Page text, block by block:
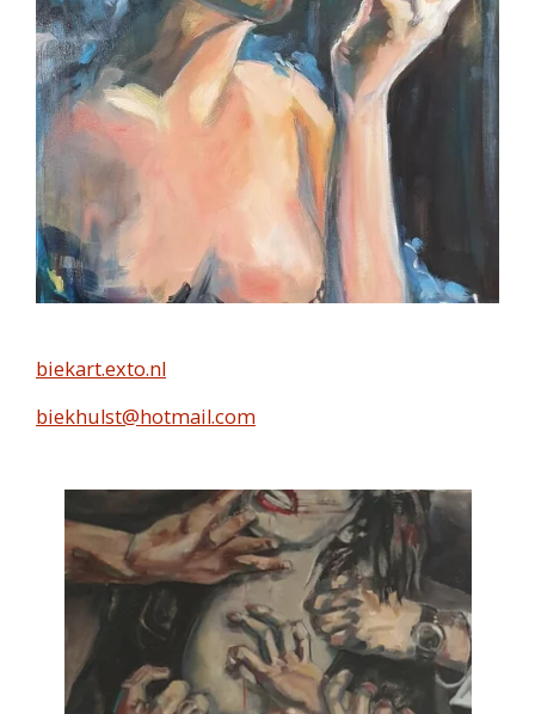
biekart.exto.nl
biekhulst@hotmail.com